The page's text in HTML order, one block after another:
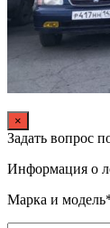
×
Задать вопрос
Информация о
Марка и